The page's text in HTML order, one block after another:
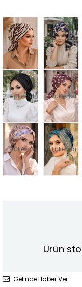
Tükendi Tükendi
Tükendi Tükendi
Ürün
Gelince Haber Ver